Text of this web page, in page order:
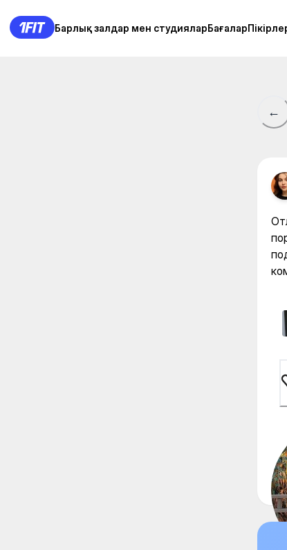
Барлық залдар мен студияларБағалар
Барлық залдар мен студияларБағалар
XL - фитнес клуб — Gym
←